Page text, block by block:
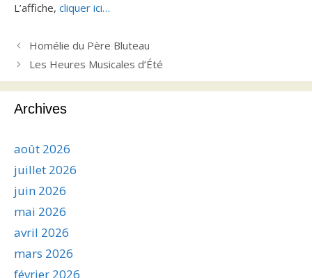
L’affiche, cliquer ici…
Homélie du Père Bluteau
Les Heures Musicales d’Été
Archives
août 2026
juillet 2026
juin 2026
mai 2026
avril 2026
mars 2026
février 2026